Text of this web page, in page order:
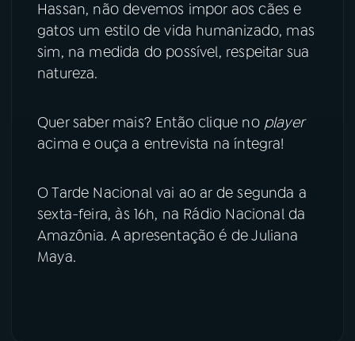
TikTok
Hassan, não devemos impor aos cães e
gatos um estilo de vida humanizado, mas
sim, na medida do possível, respeitar sua
natureza.
Quer saber mais? Então clique noplayer
acima e ouça a entrevista na íntegra!
O Tarde Nacional vai ao ar de segunda a
sexta-feira, às 16h, na Rádio Nacional da
Amazônia. A apresentação é de Juliana
Maya.